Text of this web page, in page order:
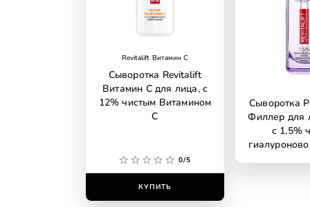
Revitalift Витамин C
Сыворотка Revitalift
Витамин С для лица, с
12% чистым Витамином
С
0/5
КУПИТЬ
Сыворотка
Филлер для
с 1,5%